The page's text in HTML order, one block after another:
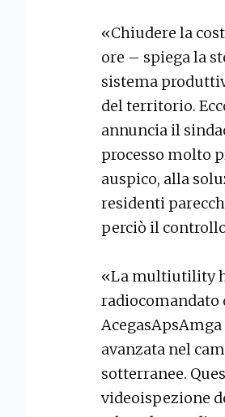
«Chiudere la
ore – spiega la
sistema
del territorio.
annuncia il
processo molto
auspico, alla
residenti
perciò il
«La multiutility
radiocomandato
avanzata nel
sotterranee.
videoispezione